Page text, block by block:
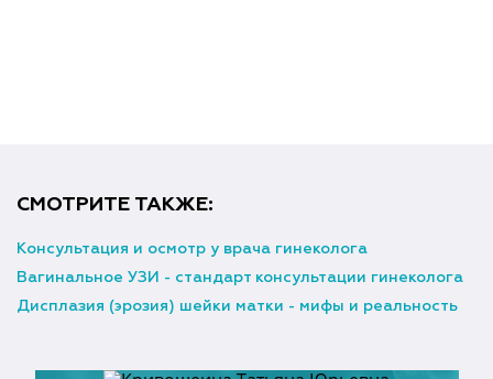
СМОТРИТЕ ТАКЖЕ:
Консультация и осмотр у врача гинеколога
Вагинальное УЗИ - стандарт консультации гинеколога
Дисплазия (эрозия) шейки матки - мифы и реальность